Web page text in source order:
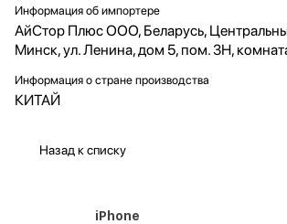
Информация об импортере
АйСтор Плюс ООО, Беларусь,
Минск, ул. Ленина, дом 5, пом. 3Н,
Информация о стране производства
КИТАЙ
Назад к списку
iPhone